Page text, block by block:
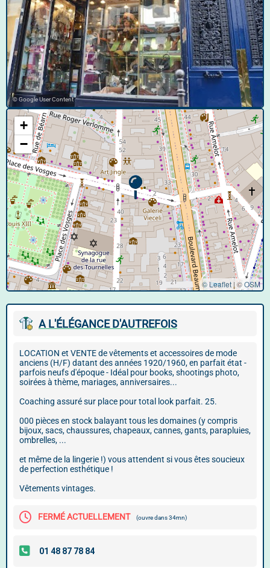
© Google User Content
+
−
© Leaflet|©OSM
A L'ÉLÉGANCE D'AUTREFOIS
LOCATION et VENTE de vêtements et accessoires de mode
anciens (H/F) datant des années 1920/1960, en parfait état -
parfois neufs d'époque - Idéal pour books, shootings photo,
soirées à thème, mariages, anniversaires...
Coaching assuré sur place pour total look parfait. 25.
000 pièces en stock balayant tous les domaines (y compris
bijoux, sacs, chaussures, chapeaux, cannes, gants, parapluies,
ombrelles, ...
et même de la lingerie !) vous attendent si vous êtes soucieux
de perfection esthétique !
Vêtements vintages.
FERMÉ ACTUELLEMENT (ouvre dans 34mn)